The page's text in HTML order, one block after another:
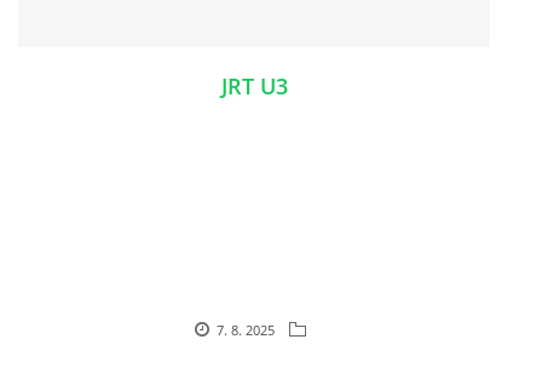
JRT U3
7. 8. 2025